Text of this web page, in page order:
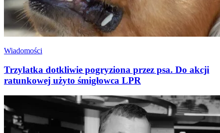
Wiadomości
Trzylatka dotkliwie pogryziona przez psa. Do akcji
ratunkowej użyto śmigłowca LPR